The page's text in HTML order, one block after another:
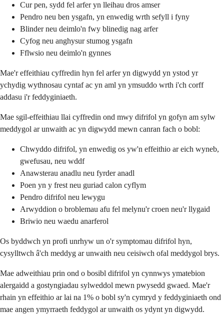
Cur pen, sydd fel arfer yn lleihau dros amser
Pendro neu ben ysgafn, yn enwedig wrth sefyll i fyny
Blinder neu deimlo'n fwy blinedig nag arfer
Cyfog neu anghysur stumog ysgafn
Fflwsio neu deimlo'n gynnes
Mae'r effeithiau cyffredin hyn fel arfer yn digwydd yn ystod yr
ychydig wythnosau cyntaf ac yn aml yn ymsuddo wrth i'ch corff
addasu i'r feddyginiaeth.
Mae sgil-effeithiau llai cyffredin ond mwy difrifol yn gofyn am sylw
meddygol ar unwaith ac yn digwydd mewn canran fach o bobl:
Chwyddo difrifol, yn enwedig os yw'n effeithio ar eich wyneb,
gwefusau, neu wddf
Anawsterau anadlu neu fyrder anadl
Poen yn y frest neu guriad calon cyflym
Pendro difrifol neu lewygu
Arwyddion o broblemau afu fel melynu'r croen neu'r llygaid
Briwio neu waedu anarferol
Os byddwch yn profi unrhyw un o'r symptomau difrifol hyn,
cysylltwch â'ch meddyg ar unwaith neu ceisiwch ofal meddygol brys.
Mae adweithiau prin ond o bosibl difrifol yn cynnwys ymatebion
alergaidd a gostyngiadau sylweddol mewn pwysedd gwaed. Mae'r
rhain yn effeithio ar lai na 1% o bobl sy'n cymryd y feddyginiaeth ond
mae angen ymyrraeth feddygol ar unwaith os ydynt yn digwydd.